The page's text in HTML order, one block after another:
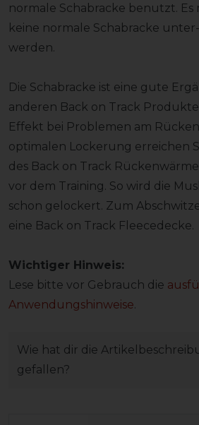
normale Schabracke benutzt.
keine normale Schabracke
werden.
Die Schabracke ist eine gute
anderen Back on Track
Effekt bei Problemen am
optimalen Lockerung erreichen
des Back on Track
vor dem Training. So wird die
schon gelockert. Zum
eine Back on Track Fleecedecke.
Wichtiger Hinweis:
Lese bitte vor Gebrauch die
Anwendungshinweise.
Wie hat dir die
gefallen?